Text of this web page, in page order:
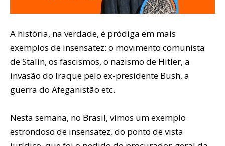
A história, na verdade, é pródiga em mais
exemplos de insensatez: o movimento comunista
de Stalin, os fascismos, o nazismo de Hitler, a
invasão do Iraque pelo ex-presidente Bush, a
guerra do Afeganistão etc.
Nesta semana, no Brasil, vimos um exemplo
estrondoso de insensatez, do ponto de vista